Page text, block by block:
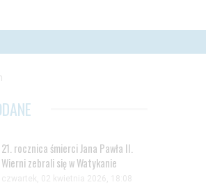
21. rocznica śmierci Jana Pawła II.
Wierni zebrali się w Watykanie
czwartek, 02 kwietnia 2026, 18:08